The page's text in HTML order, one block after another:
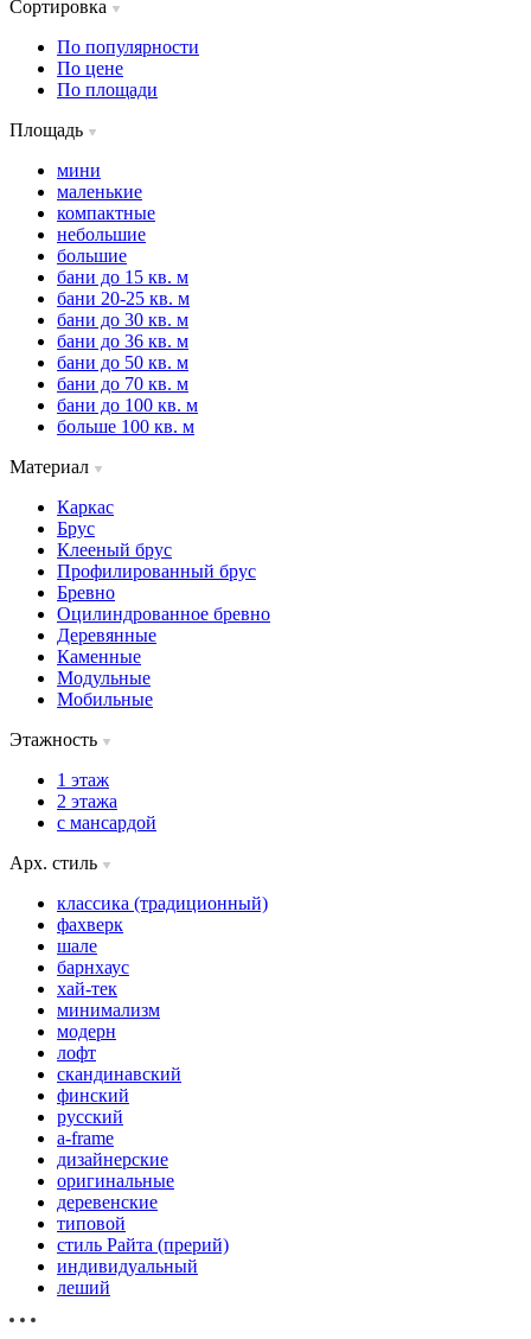
Сортировка
По популярности
По цене
По площади
Площадь
мини
маленькие
компактные
небольшие
большие
бани до 15 кв. м
бани 20-25 кв. м
бани до 30 кв. м
бани до 36 кв. м
бани до 50 кв. м
бани до 70 кв. м
бани до 100 кв. м
больше 100 кв. м
Материал
Каркас
Брус
Клееный брус
Профилированный брус
Бревно
Оцилиндрованное бревно
Деревянные
Каменные
Модульные
Мобильные
Этажность
1 этаж
2 этажа
с мансардой
Арх. стиль
классика (традиционный)
фахверк
шале
барнхаус
хай-тек
минимализм
модерн
лофт
скандинавский
финский
русский
a-frame
дизайнерские
оригинальные
деревенские
типовой
стиль Райта (прерий)
индивидуальный
леший